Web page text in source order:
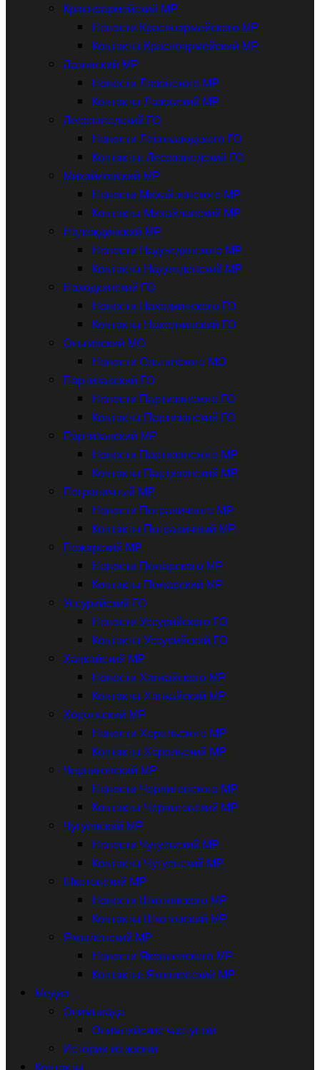
Красноармейский МР
Новости Красноармейского МР
Контакты Красноармейский МР
Лазовский МР
Новости Лазовского МР
Контакты Лазовский МР
Лесозаводский ГО
Новости Лесозаводского ГО
Контакты: Лесозаводский ГО
Михайловский МР
Новости Михайловского МР
Контакты Михайловский МР
Надеждинский МР
Новости Надеждинского МР
Контакты Надежденский МР
Находкинский ГО
Новости Находкинского ГО
Контакты Находкинский ГО
Ольгинский МО
Новости Ольгинского МО
Партизанский ГО
Новости Партизанского ГО
Контакты Партизанский ГО
Партизанский МР
Новости Партизанского МР
Контакты Партизанский МР
Пограничный МР
Новости Пограничного МР
Контакты Пограничный МР
Пожарский МР
Новости Пожарского МР
Контакты Пожарский МР
Уссурийский ГО
Новости Уссурийского ГО
Контакты Уссурийский ГО
Ханкайский МР
Новости Ханкайского МР
Контакты Ханкайский МР
Хорольский МР
Новости Хорольского МР
Контакты Хорольский МР
Черниговский МР
Новости Черниговского МР
Контакты Черниговский МР
Чугуевский МР
Новости Чугуевский МР
Контакты Чугуевский МР
Шкотовский МР
Новости Шкотовского МР
Контакты Шкотовский МР
Яковлевский МР
Новости Яковлевского МР
Контакты: Яковлевский МР
Медиа
Олимпиада
Олимпийские частушки
Истории из жизни